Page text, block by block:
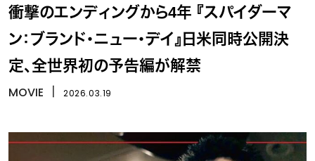
衝撃のエンディングから4年 『スパイダーマ
ン：ブランド・ニュー・デイ』日米同時公開決
定、全世界初の予告編が解禁
MOVIE 2026.03.19